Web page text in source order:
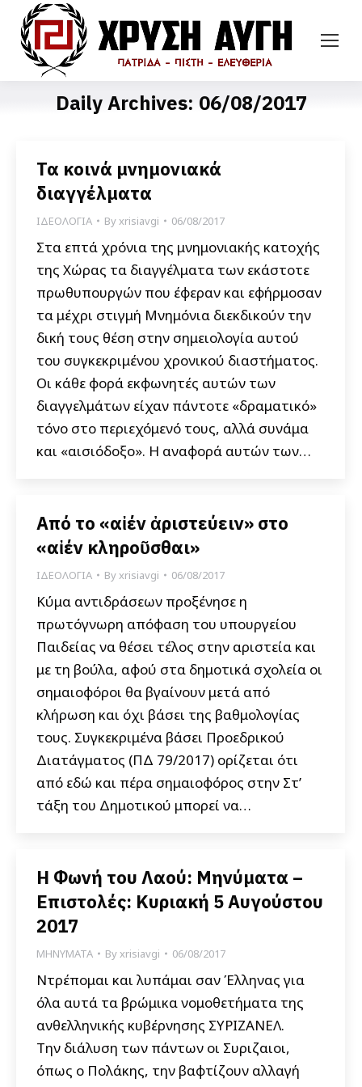
Daily Archives: 06/08/2017
Τα κοινά μνημονιακά
διαγγέλματα
ΙΔΕΟΛΟΓΙΑ Byxrisiavgi 06/08/2017
Στα επτά χρόνια της μνημονιακής κατοχής
της Χώρας τα διαγγέλματα των εκάστοτε
πρωθυπουργών που έφεραν και εφήρμοσαν
τα μέχρι στιγμή Μνημόνια διεκδικούν την
δική τους θέση στην σημειολογία αυτού
του συγκεκριμένου χρονικού διαστήματος.
Οι κάθε φορά εκφωνητές αυτών των
διαγγελμάτων είχαν πάντοτε «δραματικό»
τόνο στο περιεχόμενό τους, αλλά συνάμα
και «αισιόδοξο». Η αναφορά αυτών των…
Από το «αἰέν ἀριστεύειν» στο
«αἰέν κληροῦσθαι»
ΙΔΕΟΛΟΓΙΑ Byxrisiavgi 06/08/2017
Κύμα αντιδράσεων προξένησε η
πρωτόγνωρη απόφαση του υπουργείου
Παιδείας να θέσει τέλος στην αριστεία και
με τη βούλα, αφού στα δημοτικά σχολεία οι
σημαιοφόροι θα βγαίνουν μετά από
κλήρωση και όχι βάσει της βαθμολογίας
τους. Συγκεκριμένα βάσει Προεδρικού
Διατάγματος (ΠΔ 79/2017) ορίζεται ότι
από εδώ και πέρα σημαιοφόρος στην Στ’
τάξη του Δημοτικού μπορεί να…
Η Φωνή του Λαού: Μηνύματα –
Επιστολές: Κυριακή 5 Αυγούστου
2017
ΜΗΝΥΜΑΤΑ Byxrisiavgi 06/08/2017
Ντρέπομαι και λυπάμαι σαν Έλληνας για
όλα αυτά τα βρώμικα νομοθετήματα της
ανθελληνικής κυβέρνησης ΣΥΡΙΖΑΝΕΛ.
Την διάλυση των πάντων οι Συριζαιοι,
όπως ο Πολάκης, την βαφτίζουν αλλαγή